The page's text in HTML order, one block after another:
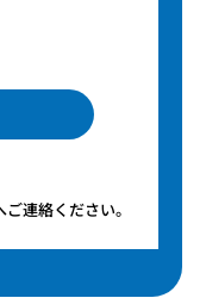
連絡ください。